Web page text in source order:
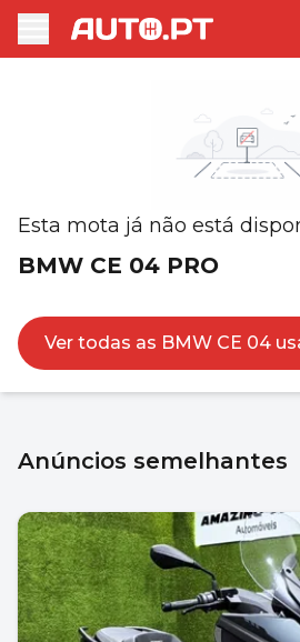
Esta mota já não está
BMW CE 04 PRO
Ver todas as BMW CE 04
Anúncios semelhantes